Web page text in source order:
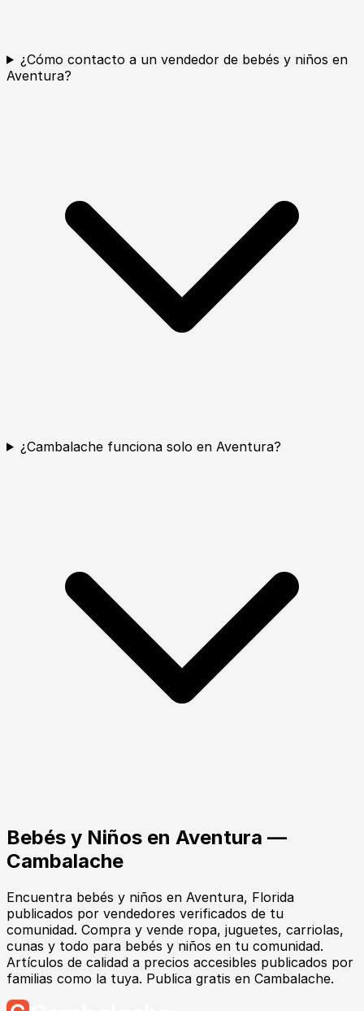
¿Cómo contacto a un vendedor de bebés y niños en
Aventura?
¿Cambalache funciona solo en Aventura?
Bebés y Niños en Aventura —
Cambalache
Encuentra bebés y niños en Aventura, Florida
publicados por vendedores verificados de tu
comunidad. Compra y vende ropa, juguetes, carriolas,
cunas y todo para bebés y niños en tu comunidad.
Artículos de calidad a precios accesibles publicados por
familias como la tuya. Publica gratis en Cambalache.